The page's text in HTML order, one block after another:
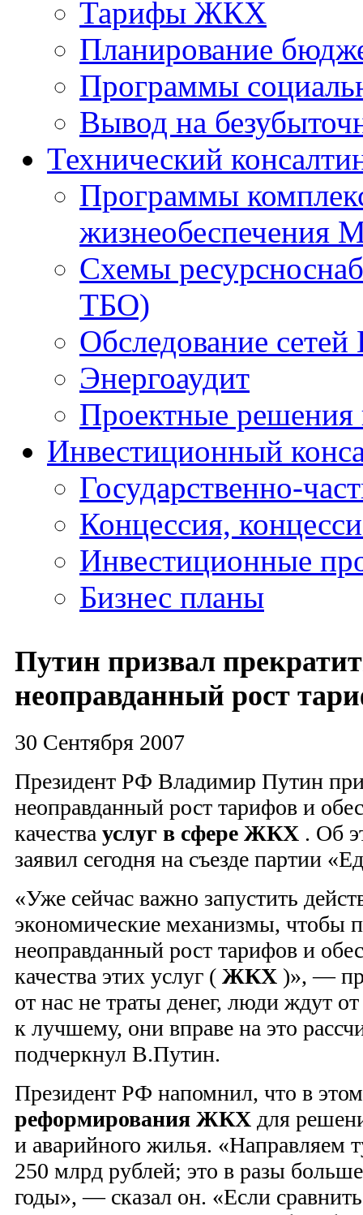
Тарифы ЖКХ
Планирование
Программы
Вывод на
Технический
Программы
жизнеобеспечения
Схемы
ТБО)
Обследование
Энергоаудит
Проектные решения
Инвестиционный
Государственно-
Концессия,
Инвестиционные
Бизнес планы
Путин призвал
неоправданный рост
30 Сентября 2007
Президент РФ Владимир Путин
неоправданный рост тарифов и
качества услуг в сфере ЖКХ . Об
заявил сегодня на съезде партии
«Уже сейчас важно запустить
экономические механизмы, чтобы
неоправданный рост тарифов и
качества этих услуг ( ЖКХ )», —
от нас не траты денег, люди ждут
к лучшему, они вправе на это
подчеркнул В.Путин.
Президент РФ напомнил, что в
реформирования ЖКХ для
и аварийного жилья. «Направляем
250 млрд рублей; это в разы
годы», — сказал он. «Если